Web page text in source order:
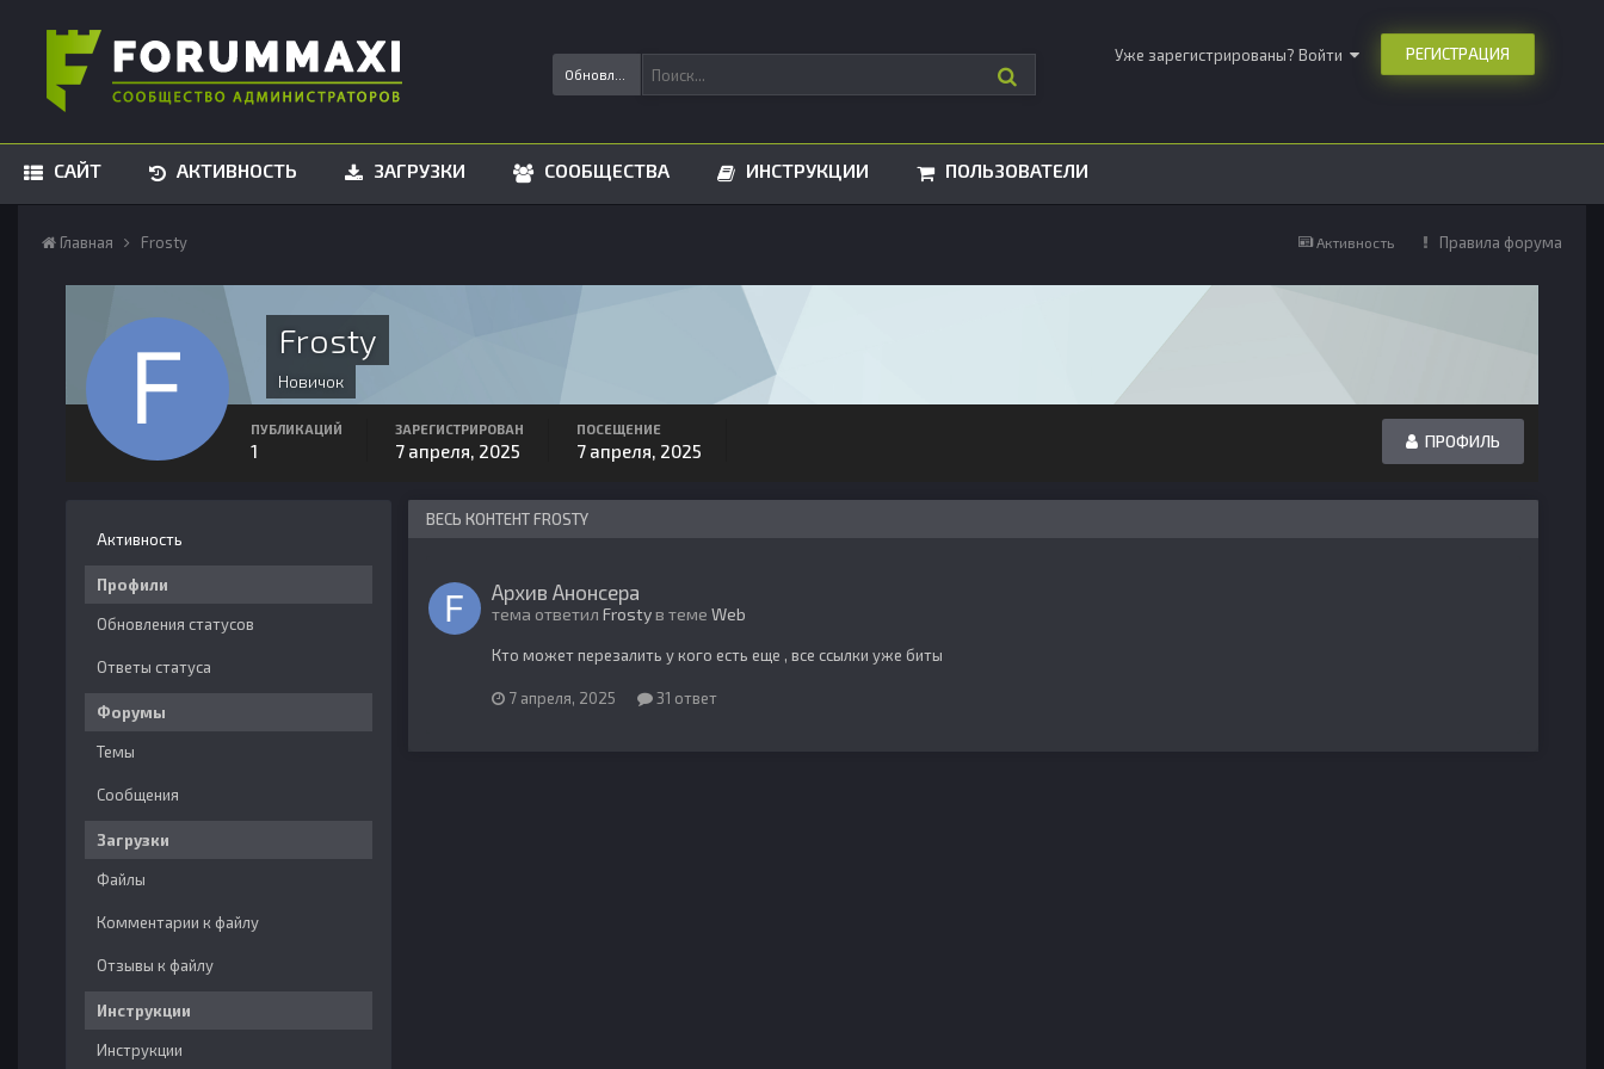
Уже зарегистрированы? Войти РЕГИСТРАЦИЯ
САЙТ АКТИВНОСТЬ ЗАГРУЗКИ СООБЩЕСТВА ИНСТРУКЦИИ ПОЛЬЗОВАТЕЛИ
Активность Правила форума
Главная Frosty
Frosty
Новичок
ПРОФИЛЬ
ПУБЛИКАЦИЙ
1
ЗАРЕГИСТРИРОВАН
7 апреля, 2025
ПОСЕЩЕНИЕ
7 апреля, 2025
Активность
Профили
Обновления статусов
Ответы статуса
Форумы
Темы
Сообщения
Загрузки
Файлы
Комментарии к файлу
Отзывы к файлу
Инструкции
Инструкции
ВЕСЬ КОНТЕНТ FROSTY
Архив Анонсера
тема ответил Frostyв теме Web
Кто может перезалить у кого есть еще , все ссылки уже биты
7 апреля, 2025 31 ответ